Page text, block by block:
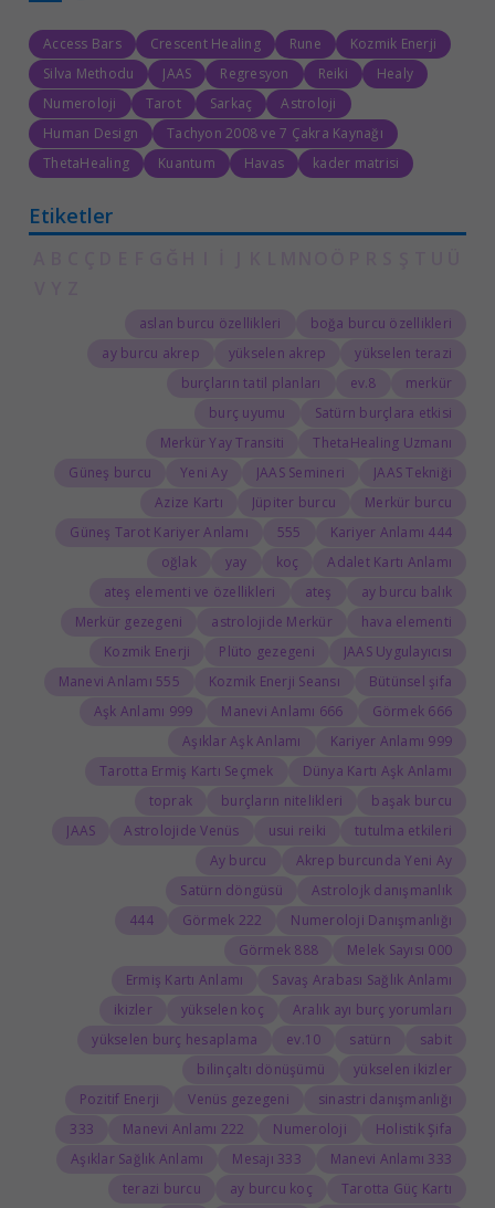
Access Bars Crescent Healing Rune
Kozmik Enerji
Silva Methodu
JAAS Regresyon Reiki
Healy
Numeroloji
Tarot Sarkaç
Astroloji
Human Design
Tachyon 2008 ve 7 Çakra Kaynağı
ThetaHealing
Kuantum Havas kader matrisi
Etiketler
boğa burcu özellikleri
aslan burcu özellikleri
yükselen terazi
yükselen akrep
ay burcu akrep
merkür
8.ev
burçların tatil planları
Satürn burçlara etkisi
burç uyumu
ThetaHealing Uzmanı
Merkür Yay Transiti
JAAS Tekniği
JAAS Semineri
Yeni Ay
Güneş burcu
Merkür burcu
Jüpiter burcu
Azize Kartı
444 Kariyer Anlamı
555
Güneş Tarot Kariyer Anlamı
Adalet Kartı Anlamı
koç
yay
oğlak
ay burcu balık
ateş
ateş elementi ve özellikleri
hava elementi
astrolojide Merkür
Merkür gezegeni
JAAS Uygulayıcısı
Plüto gezegeni
Kozmik Enerji
Bütünsel şifa
Kozmik Enerji Seansı
555 Manevi Anlamı
666 Görmek
666 Manevi Anlamı
999 Aşk Anlamı
999 Kariyer Anlamı
Aşıklar Aşk Anlamı
Dünya Kartı Aşk Anlamı
Tarotta Ermiş Kartı Seçmek
başak burcu
burçların nitelikleri
toprak
tutulma etkileri
usui reiki
Astrolojide Venüs
JAAS
Akrep burcunda Yeni Ay
Ay burcu
Astrolojk danışmanlık
Satürn döngüsü
Numeroloji Danışmanlığı
222 Görmek
444
000 Melek Sayısı
888 Görmek
Savaş Arabası Sağlık Anlamı
Ermiş Kartı Anlamı
Aralık ayı burç yorumları
yükselen koç
ikizler
sabit
satürn
10.ev
yükselen burç hesaplama
yükselen ikizler
bilinçaltı dönüşümü
sinastri danışmanlığı
Venüs gezegeni
Pozitif Enerji
Holistik Şifa
Numeroloji
222 Manevi Anlamı
333
333 Manevi Anlamı
333 Mesajı
Aşıklar Sağlık Anlamı
Tarotta Güç Kartı
ay burcu koç
terazi burcu